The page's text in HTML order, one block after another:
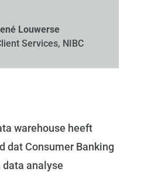
Louwerse
Services, NIBC
warehouse heeft
dat Consumer Banking
analyse